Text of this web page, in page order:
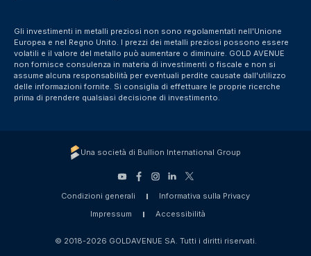
Gli investimenti in metalli preziosi non sono regolamentati nell'Unione
Europea e nel Regno Unito. I prezzi dei metalli preziosi possono essere
volatili e il valore del metallo può aumentare o diminuire. GOLD AVENUE
non fornisce consulenza in materia di investimenti o fiscale e non si
assume alcuna responsabilità per eventuali perdite causate dall'utilizzo
delle informazioni fornite. Si consiglia di effettuare le proprie ricerche
prima di prendere qualsiasi decisione di investimento.
Una società di Bullion International Group
Condizioni generali
Informativa sulla Privacy
Impressum
Accessibilità
© 2018-2026 GOLDAVENUE SA. Tutti i diritti riservati.